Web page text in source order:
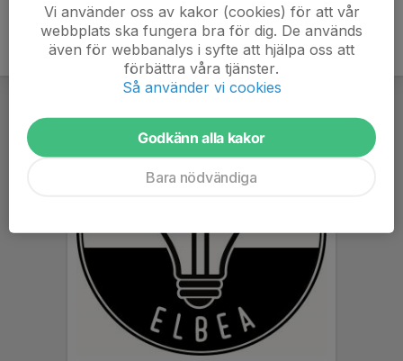
Vi använder oss av kakor (cookies) för att vår
webbplats ska fungera bra för dig. De används
även för webbanalys i syfte att hjälpa oss att
förbättra våra tjänster.
Så använder vi cookies
Godkänn alla kakor
Bara nödvändiga